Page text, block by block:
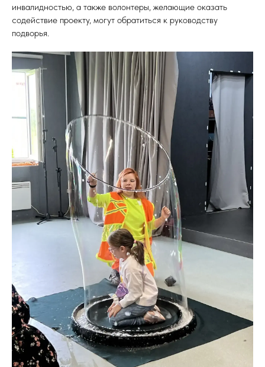
инвалидностью, а также волонтеры, желающие оказать
содействие проекту, могут обратиться к руководству
подворья.